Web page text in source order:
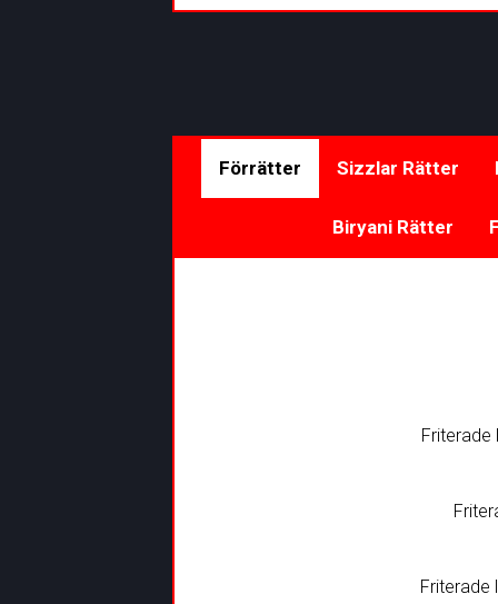
Förrätter Sizzlar Rätter
Biryani Rätter
Friterade
Friterade